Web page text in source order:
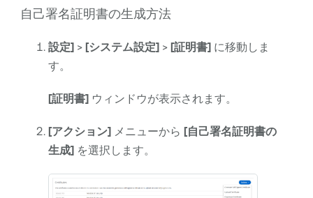
自己署名証明書の生成方法
設定]> [システム設定]> [証明書]に移動しま
す。
[証明書]ウィンドウが表示されます。
[アクション]メニューから [自己署名証明書の
生成]を選択します。